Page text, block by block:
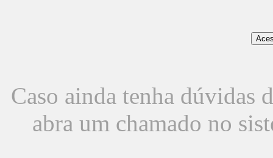
Caso ainda tenha dúvidas
abra um chamado no